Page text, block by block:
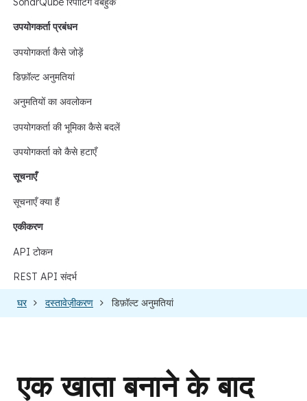
उपयोगकर्ता प्रबंधन
उपयोगकर्ता कैसे जोड़ें
डिफ़ॉल्ट अनुमतियां
अनुमतियों का अवलोकन
उपयोगकर्ता की भूमिका कैसे बदलें
उपयोगकर्ता को कैसे हटाएँ
सूचनाएँ
सूचनाएँ क्या हैं
एकीकरण
API टोकन
REST API संदर्भ
घर दस्तावेज़ीकरण डिफ़ॉल्ट अनुमतियां
एक खाता बनाने के बाद